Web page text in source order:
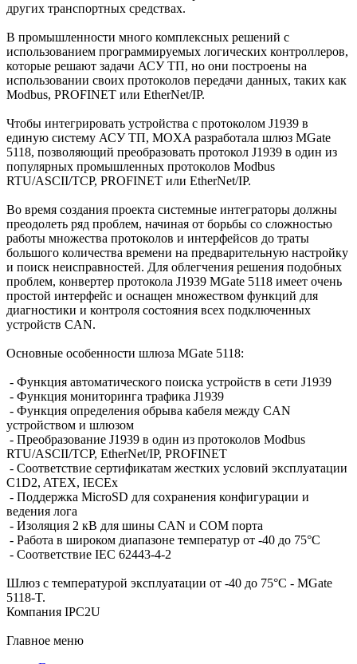
других транспортных средствах.
В промышленности много комплексных решений с
использованием программируемых логических контроллеров,
которые решают задачи АСУ ТП, но они построены на
использовании своих протоколов передачи данных, таких как
Modbus, PROFINET или EtherNet/IP.
Чтобы интегрировать устройства с протоколом J1939 в
единую систему АСУ ТП, MOXA разработала шлюз MGate
5118, позволяющий преобразовать протокол J1939 в один из
популярных промышленных протоколов Modbus
RTU/ASCII/TCP, PROFINET или EtherNet/IP.
Во время создания проекта системные интеграторы должны
преодолеть ряд проблем, начиная от борьбы со сложностью
работы множества протоколов и интерфейсов до траты
большого количества времени на предварительную настройку
и поиск неисправностей. Для облегчения решения подобных
проблем, конвертер протокола J1939 MGate 5118 имеет очень
простой интерфейс и оснащен множеством функций для
диагностики и контроля состояния всех подключенных
устройств CAN.
Основные особенности шлюза MGate 5118:
- Функция автоматического поиска устройств в сети J1939
- Функция мониторинга трафика J1939
- Функция определения обрыва кабеля между CAN
устройством и шлюзом
- Преобразование J1939 в один из протоколов Modbus
RTU/ASCII/TCP, EtherNet/IP, PROFINET
- Соответствие сертификатам жестких условий эксплуатации
C1D2, ATEX, IECEx
- Поддержка MicroSD для сохранения конфигурации и
ведения лога
- Изоляция 2 кВ для шины CAN и COM порта
- Работа в широком диапазоне температур от -40 до 75°C
- Соответствие IEC 62443-4-2
Шлюз с температурой эксплуатации от -40 до 75°C - MGate
5118-T.
Компания IPC2U
Главное меню